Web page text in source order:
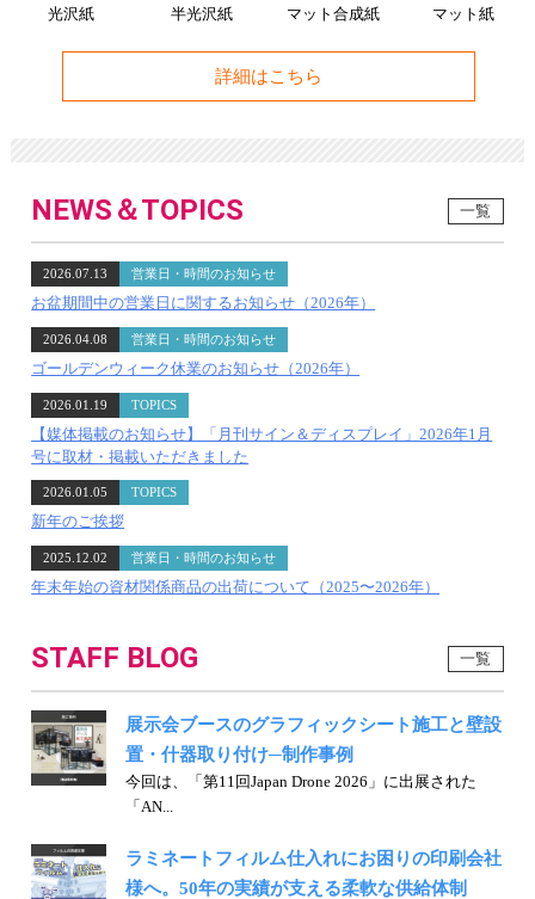
光沢紙 半光沢紙 マット合成紙 マット紙
詳細はこちら
NEWS＆TOPICS 一覧
2026.07.13 営業日・時間のお知らせ
お盆期間中の営業日に関するお知らせ（2026年）
2026.04.08 営業日・時間のお知らせ
ゴールデンウィーク休業のお知らせ（2026年）
2026.01.19 TOPICS
【媒体掲載のお知らせ】「月刊サイン＆ディスプレイ」2026年1月
号に取材・掲載いただきました
2026.01.05 TOPICS
新年のご挨拶
2025.12.02 営業日・時間のお知らせ
年末年始の資材関係商品の出荷について（2025〜2026年）
STAFF BLOG 一覧
展示会ブースのグラフィックシート施工と壁設
置・什器取り付け─制作事例
今回は、「第11回Japan Drone 2026」に出展された
「AN...
ラミネートフィルム仕入れにお困りの印刷会社
様へ。50年の実績が支える柔軟な供給体制